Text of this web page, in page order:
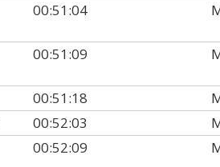
00:51:04
00:51:09
00:51:18
00:52:03
00:52:09